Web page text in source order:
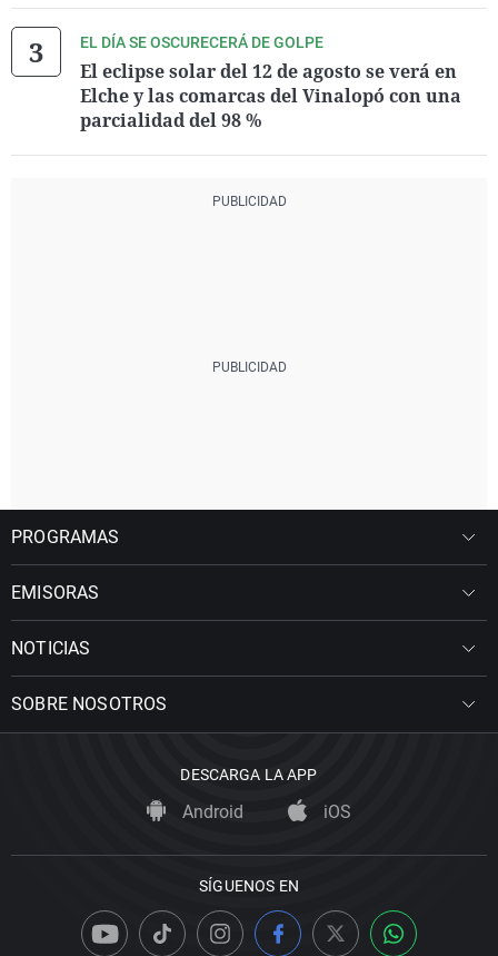
EL DÍA SE OSCURECERÁ DE GOLPE
El eclipse solar del 12 de agosto se verá en
Elche y las comarcas del Vinalopó con una
parcialidad del 98 %
PROGRAMAS
EMISORAS
NOTICIAS
SOBRE NOSOTROS
DESCARGA LA APP
Android iOS
SÍGUENOS EN